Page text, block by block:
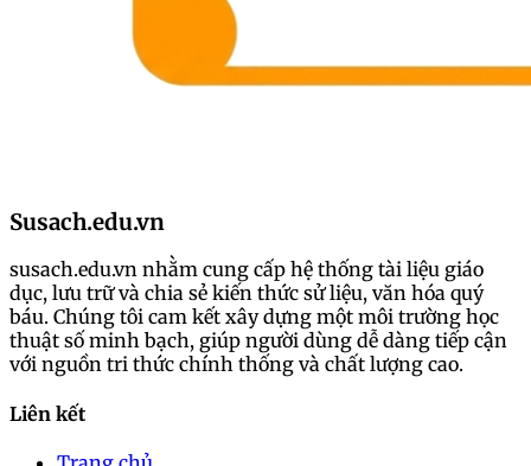
Susach.edu.vn
susach.edu.vn nhằm cung cấp hệ thống tài liệu giáo
dục, lưu trữ và chia sẻ kiến thức sử liệu, văn hóa quý
báu. Chúng tôi cam kết xây dựng một môi trường học
thuật số minh bạch, giúp người dùng dễ dàng tiếp cận
với nguồn tri thức chính thống và chất lượng cao.
Liên kết